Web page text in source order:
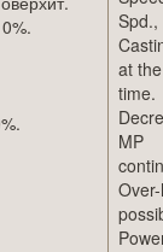
Spd.,
at
time.
MP